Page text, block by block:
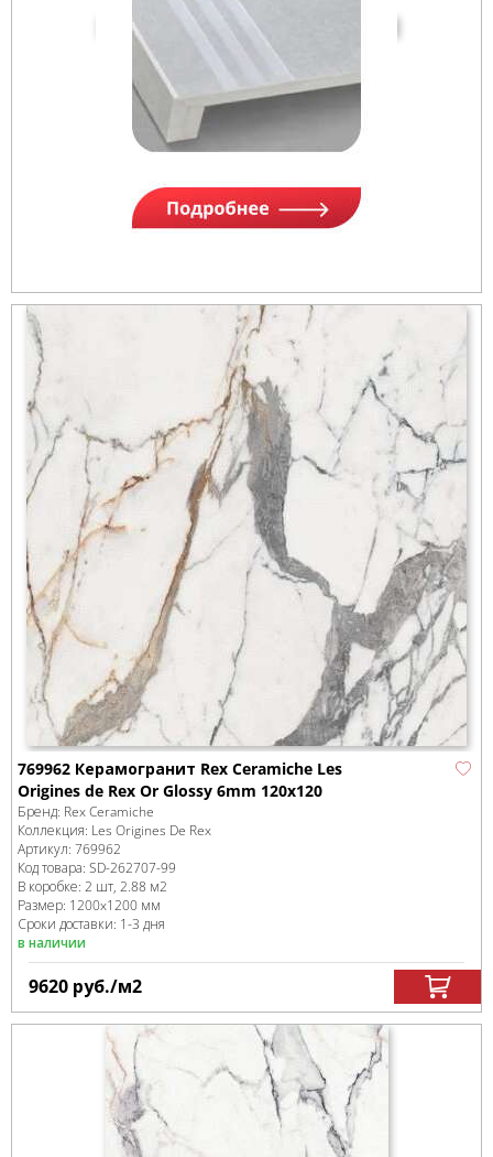
769962 Керамогранит Rex Ceramiche Les
Origines de Rex Or Glossy 6mm 120x120
Бренд: Rex Ceramiche
Коллекция: Les Origines De Rex
Артикул: 769962
Код товара: SD-262707-99
В коробке: 2 шт, 2.88 м2
Размер: 1200x1200 мм
Сроки доставки: 1-3 дня
в наличии
9620 руб./м2